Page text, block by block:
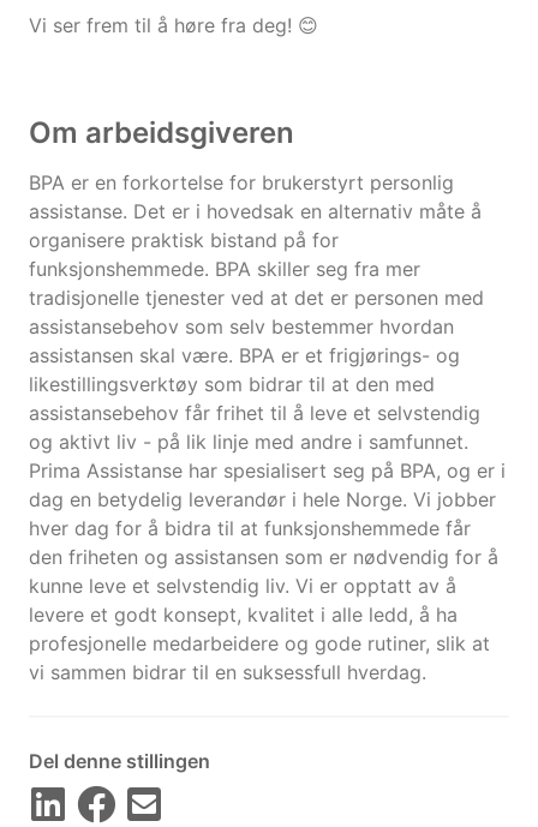
Vi ser frem til å høre fra deg! 😊
Om arbeidsgiveren
BPA er en forkortelse for brukerstyrt personlig
assistanse. Det er i hovedsak en alternativ måte å
organisere praktisk bistand på for
funksjonshemmede. BPA skiller seg fra mer
tradisjonelle tjenester ved at det er personen med
assistansebehov som selv bestemmer hvordan
assistansen skal være. BPA er et frigjørings- og
likestillingsverktøy som bidrar til at den med
assistansebehov får frihet til å leve et selvstendig
og aktivt liv - på lik linje med andre i samfunnet.
Prima Assistanse har spesialisert seg på BPA, og er i
dag en betydelig leverandør i hele Norge. Vi jobber
hver dag for å bidra til at funksjonshemmede får
den friheten og assistansen som er nødvendig for å
kunne leve et selvstendig liv. Vi er opptatt av å
levere et godt konsept, kvalitet i alle ledd, å ha
profesjonelle medarbeidere og gode rutiner, slik at
vi sammen bidrar til en suksessfull hverdag.
Del denne stillingen